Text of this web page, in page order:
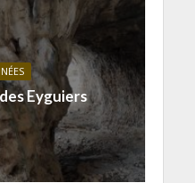
Eyguiers